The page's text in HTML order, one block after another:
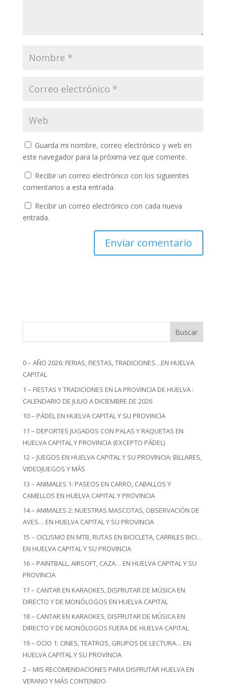
Guarda mi nombre, correo electrónico y web en
este navegador para la próxima vez que comente.
Recibir un correo electrónico con los siguientes
comentarios a esta entrada.
Recibir un correo electrónico con cada nueva
entrada.
Buscar
0 – AÑO 2026: FERIAS, FIESTAS, TRADICIONES…EN HUELVA
CAPITAL
1 – FIESTAS Y TRADICIONES EN LA PROVINCIA DE HUELVA :
CALENDARIO DE JULIO A DICIEMBRE DE 2026
10 – PÁDEL EN HUELVA CAPITAL Y SU PROVINCIA
11 – DEPORTES JUGADOS CON PALAS Y RAQUETAS EN
HUELVA CAPITAL Y PROVINCIA (EXCEPTO PÁDEL)
12 – JUEGOS EN HUELVA CAPITAL Y SU PROVINCIA: BILLARES,
VIDEOJUEGOS Y MÁS
13 – ANIMALES 1: PASEOS EN CARRO, CABALLOS Y
CAMELLOS EN HUELVA CAPITAL Y PROVINCIA
14 – ANIMALES 2: NUESTRAS MASCOTAS, OBSERVACIÓN DE
AVES… EN HUELVA CAPITAL Y SU PROVINCIA
15 – CICLISMO EN MTB, RUTAS EN BICICLETA, CARRILES BICI…
EN HUELVA CAPITAL Y SU PROVINCIA
16 – PAINTBALL, AIRSOFT, CAZA… EN HUELVA CAPITAL Y SU
PROVINCIA
17 – CANTAR EN KARAOKES, DISFRUTAR DE MÚSICA EN
DIRECTO Y DE MONÓLOGOS EN HUELVA CAPITAL
18 – CANTAR EN KARAOKES, DISFRUTAR DE MÚSICA EN
DIRECTO Y DE MONÓLOGOS FUERA DE HUELVA CAPITAL
19 – OCIO 1: CINES, TEATROS, GRUPOS DE LECTURA… EN
HUELVA CAPITAL Y SU PROVINCIA
2 – MIS RECOMENDACIONES PARA DISFRUTAR HUELVA EN
VERANO Y MÁS CONTENIDO